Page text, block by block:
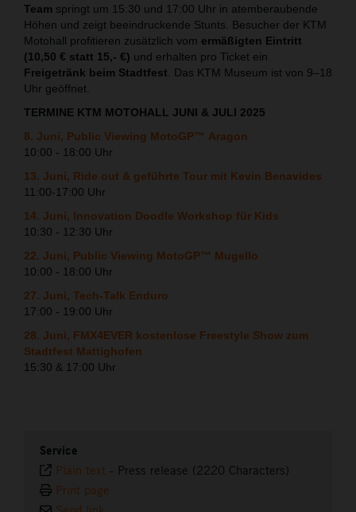
Team springt um 15:30 und 17:00 Uhr in atemberaubende
Höhen und zeigt beeindruckende Stunts. Besucher der KTM
Motohall profitieren zusätzlich vom ermäßigten Eintritt
(10,50 € statt 15,- €) und erhalten pro Ticket ein
Freigetränk beim Stadtfest . Das KTM Museum ist von 9–18
Uhr geöffnet.
TERMINE KTM MOTOHALL JUNI & JULI 2025
8. Juni, Public Viewing MotoGP™ Aragon
10:00 - 18:00 Uhr
13. Juni, Ride out & geführte Tour mit Kevin Benavides
11:00-17:00 Uhr
14. Juni, Innovation Doodle Workshop für Kids
10:30 - 12:30 Uhr
22. Juni, Public Viewing MotoGP™ Mugello
10:00 - 18:00 Uhr
27. Juni, Tech-Talk Enduro
17:00 - 19:00 Uhr
28. Juni, FMX4EVER kostenlose Freestyle Show zum
Stadtfest Mattighofen
15:30 & 17:00 Uhr
Service
Plain text - Press release (2220 Characters)
Print page